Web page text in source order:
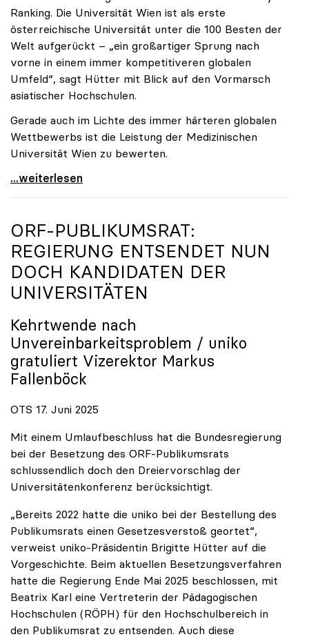
Ranking. Die Universität Wien ist als erste
österreichische Universität unter die 100 Besten der
Welt aufgerückt – „ein großartiger Sprung nach
vorne in einem immer kompetitiveren globalen
Umfeld“, sagt Hütter mit Blick auf den Vormarsch
asiatischer Hochschulen.
Gerade auch im Lichte des immer härteren globalen
Wettbewerbs ist die Leistung der Medizinischen
Universität Wien zu bewerten.
„Top-Rankingplätze heimischer Universitäten geben
...weiterlesen
ORF-PUBLIKUMSRAT:
REGIERUNG ENTSENDET NUN
DOCH KANDIDATEN DER
UNIVERSITÄTEN
Kehrtwende nach
Unvereinbarkeitsproblem / uniko
gratuliert Vizerektor Markus
Fallenböck
OTS 17. Juni 2025
Mit einem Umlaufbeschluss hat die Bundesregierung
bei der Besetzung des ORF-Publikumsrats
schlussendlich doch den Dreiervorschlag der
Universitätenkonferenz berücksichtigt.
„Bereits 2022 hatte die uniko bei der Bestellung des
Publikumsrats einen Gesetzesverstoß geortet“,
verweist uniko-Präsidentin Brigitte Hütter auf die
Vorgeschichte. Beim aktuellen Besetzungsverfahren
hatte die Regierung Ende Mai 2025 beschlossen, mit
Beatrix Karl eine Vertreterin der Pädagogischen
Hochschulen (RÖPH) für den Hochschulbereich in
den Publikumsrat zu entsenden. Auch diese